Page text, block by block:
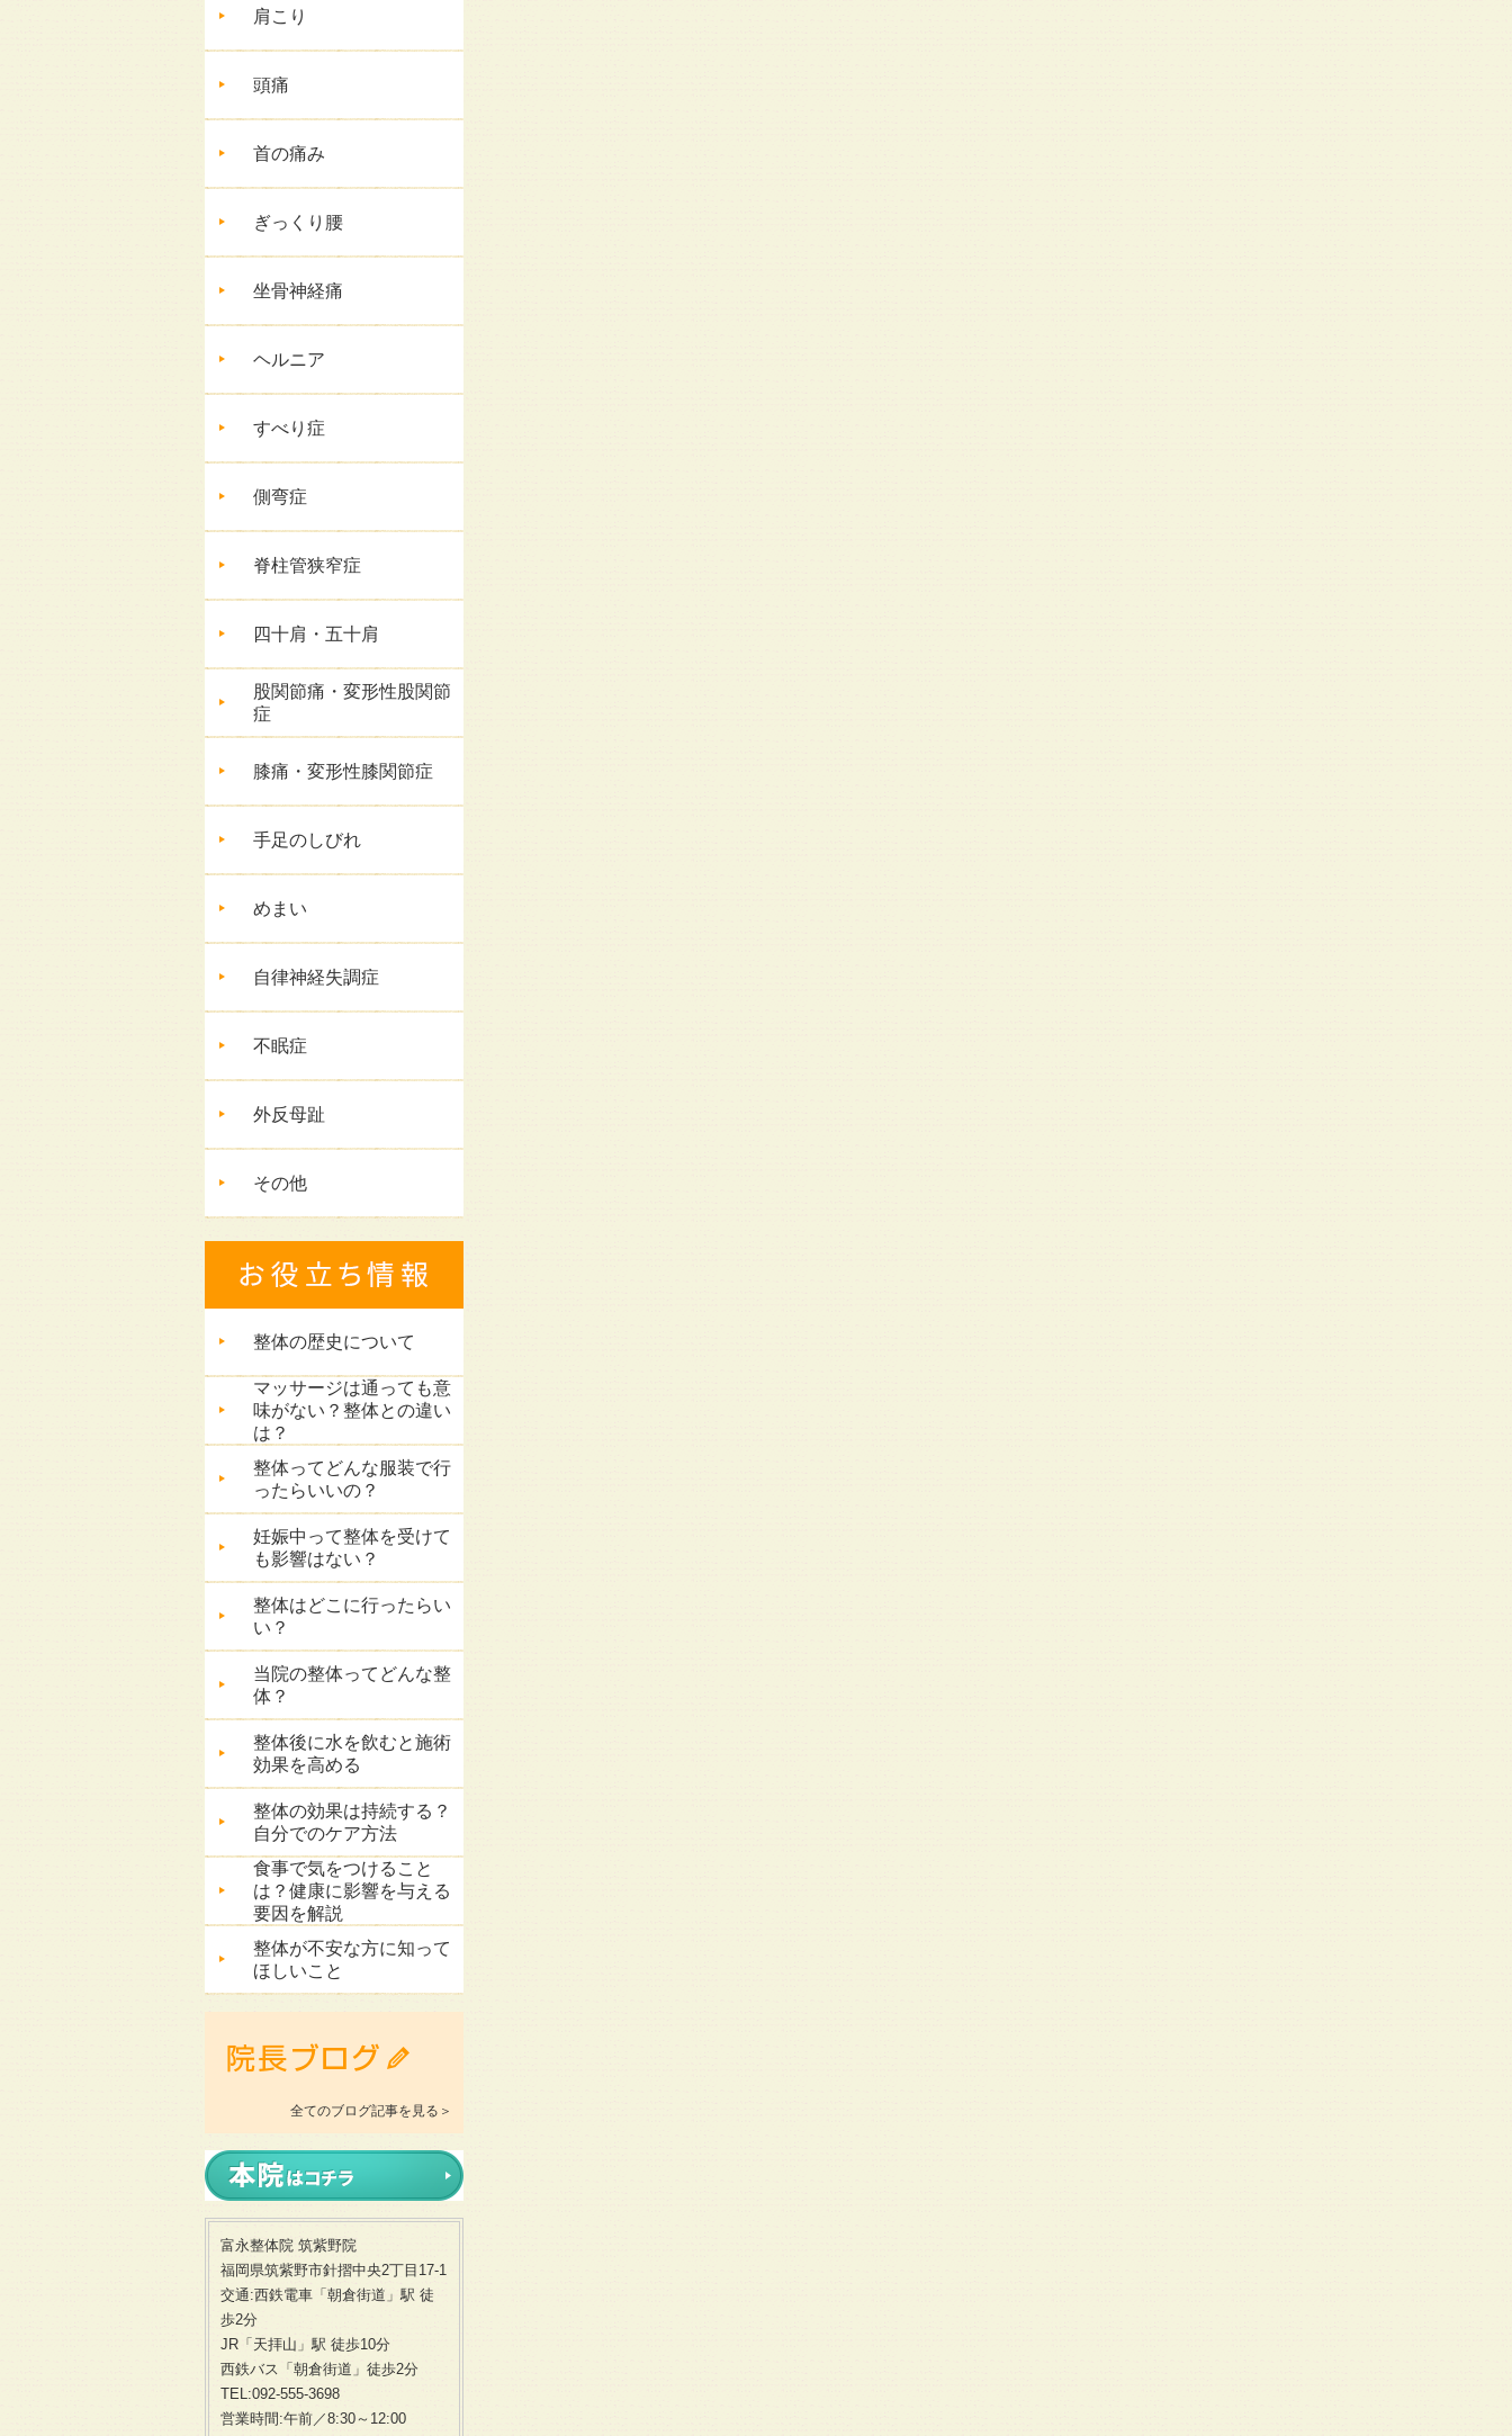
肩こり
頭痛
首の痛み
ぎっくり腰
坐骨神経痛
ヘルニア
すべり症
側弯症
脊柱管狭窄症
四十肩・五十肩
股関節痛・変形性股関節
症
膝痛・変形性膝関節症
手足のしびれ
めまい
自律神経失調症
不眠症
外反母趾
その他
整体の歴史について
マッサージは通っても意
味がない？整体との違い
は？
整体ってどんな服装で行
ったらいいの？
妊娠中って整体を受けて
も影響はない？
整体はどこに行ったらい
い？
当院の整体ってどんな整
体？
整体後に水を飲むと施術
効果を高める
整体の効果は持続する？
自分でのケア方法
食事で気をつけること
は？健康に影響を与える
要因を解説
整体が不安な方に知って
ほしいこと
全てのブログ記事を見る＞
富永整体院 筑紫野院
福岡県筑紫野市針摺中央2丁目17-1
交通:西鉄電車「朝倉街道」駅 徒
歩2分
JR「天拝山」駅 徒歩10分
西鉄バス「朝倉街道」徒歩2分
TEL:092-555-3698
営業時間:午前／8:30～12:00